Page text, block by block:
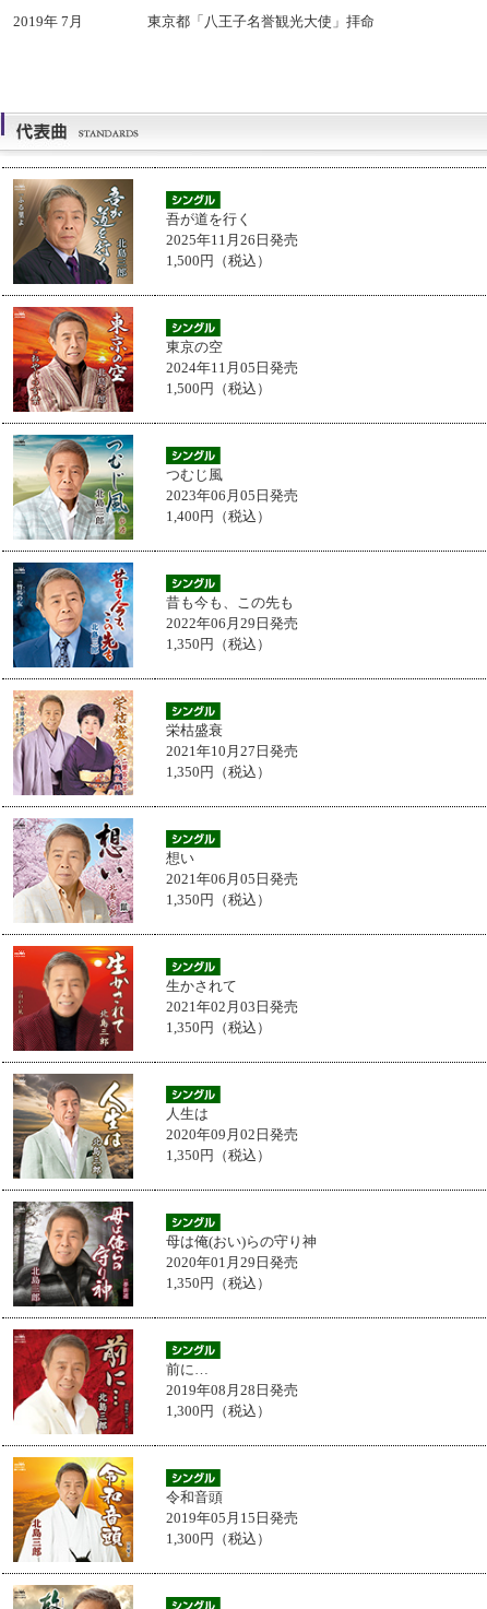
2019年 7月 東京都「八王子名誉観光大使」拝命
吾が道を行く
2025年11月26日発売
1,500円（税込）
東京の空
2024年11月05日発売
1,500円（税込）
つむじ風
2023年06月05日発売
1,400円（税込）
昔も今も、この先も
2022年06月29日発売
1,350円（税込）
栄枯盛衰
2021年10月27日発売
1,350円（税込）
想い
2021年06月05日発売
1,350円（税込）
生かされて
2021年02月03日発売
1,350円（税込）
人生は
2020年09月02日発売
1,350円（税込）
母は俺(おい)らの守り神
2020年01月29日発売
1,350円（税込）
前に…
2019年08月28日発売
1,300円（税込）
令和音頭
2019年05月15日発売
1,300円（税込）